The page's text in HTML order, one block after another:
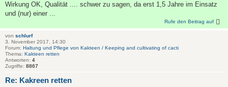
Wirkung OK, Qualität .... schwer zu sagen, da erst 1,5 Jahre im Einsatz
und (nur) einer ...
Rufe den Beitrag auf
von schlurf
3. November 2017, 14:30
Forum: Haltung und Pflege von Kakteen / Keeping and cultivating of cacti
Thema: Kakteen retten
Antworten: 4
Zugriffe: 8867
Re: Kakreen retten